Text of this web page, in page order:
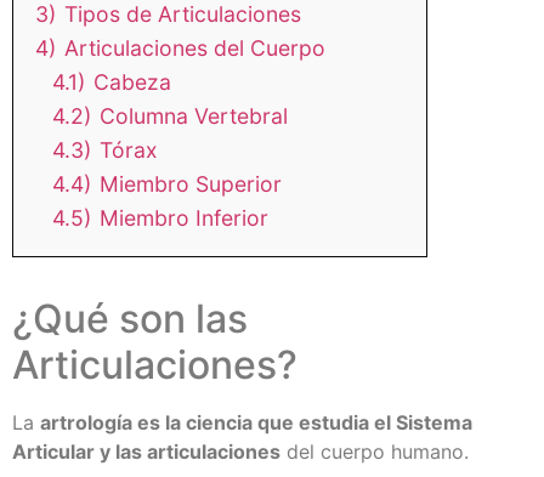
3) Tipos de Articulaciones
4) Articulaciones del Cuerpo
4.1) Cabeza
4.2) Columna Vertebral
4.3) Tórax
4.4) Miembro Superior
4.5) Miembro Inferior
¿Qué son las
Articulaciones?
La artrología es la ciencia que estudia el Sistema
Articular y las articulaciones del cuerpo humano.